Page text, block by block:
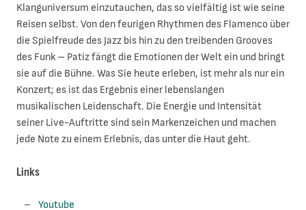
Klanguniversum einzutauchen, das so vielfältig ist wie seine
Reisen selbst. Von den feurigen Rhythmen des Flamenco über
die Spielfreude des Jazz bis hin zu den treibenden Grooves
des Funk – Patíz fängt die Emotionen der Welt ein und bringt
sie auf die Bühne. Was Sie heute erleben, ist mehr als nur ein
Konzert; es ist das Ergebnis einer lebenslangen
musikalischen Leidenschaft. Die Energie und Intensität
seiner Live-Auftritte sind sein Markenzeichen und machen
jede Note zu einem Erlebnis, das unter die Haut geht.
Links
Youtube